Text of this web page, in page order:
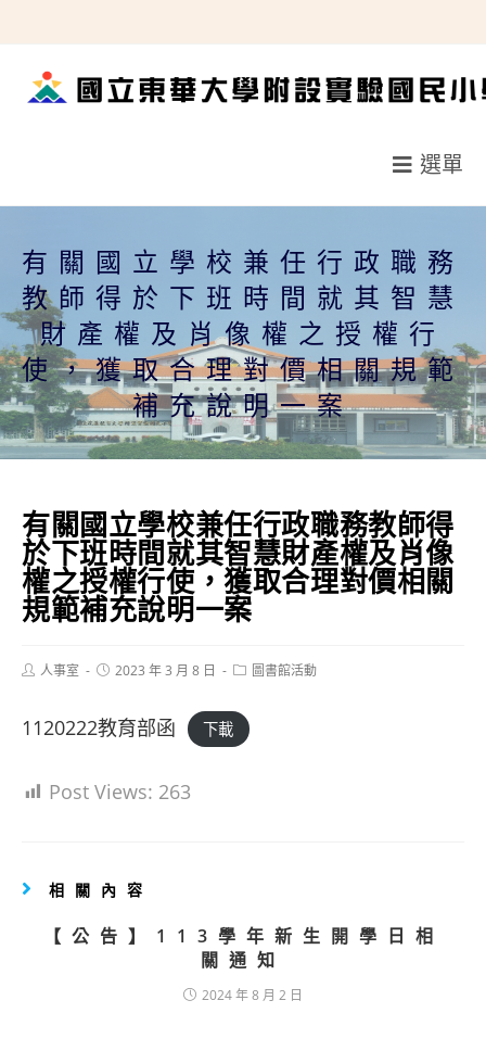
轉
選單
有關國立學校兼任行政職務
教師得於下班時間就其智慧
財產權及肖像權之授權行
使，獲取合理對價相關規範
補充說明一案
有關國立學校兼任行政職務教師得
於下班時間就其智慧財產權及肖像
權之授權行使，獲取合理對價相關
規範補充說明一案
Post人事室
Post2023 年 3 月 8 日
Post圖書館活動
1120222教育部函 下載
Post Views: 263
相關內容
【公告】113學年新生開學日相
關通知
2024 年 8 月 2 日